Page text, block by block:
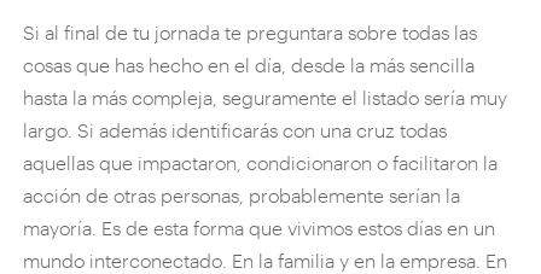
Si al final de tu jornada te preguntara sobre todas las
cosas que has hecho en el día, desde la más sencilla
hasta la más compleja, seguramente el listado sería muy
largo. Si además identificarás con una cruz todas
aquellas que impactaron, condicionaron o facilitaron la
acción de otras personas, probablemente serían la
mayoría. Es de esta forma que vivimos estos días en un
mundo interconectado. En la familia y en la empresa. En